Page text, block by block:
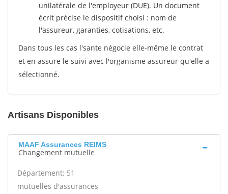
unilatérale de l'employeur (DUE). Un document
écrit précise le dispositif choisi : nom de
l'assureur, garanties, cotisations, etc.
Dans tous les cas l'sante négocie elle-même le contrat
et en assure le suivi avec l'organisme assureur qu'elle a
sélectionné.
Artisans Disponibles
MAAF Assurances REIMS
Changement mutuelle
Département: 51
mutuelles d'assurances